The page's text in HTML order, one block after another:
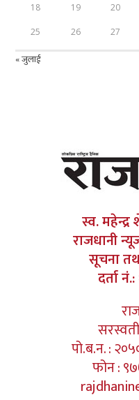
18 19 20
25 26 27
« जुलाई
स्व. महेन्द्र
राजधानी
सूचना
दर्ता
पो.ब.न. :
फोन :